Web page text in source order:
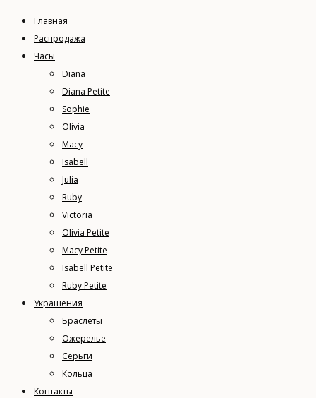
Главная
Распродажа
Часы
Diana
Diana Petite
Sophie
Olivia
Macy
Isabell
Julia
Ruby
Victoria
Olivia Petite
Macy Petite
Isabell Petite
Ruby Petite
Украшения
Браслеты
Ожерелье
Серьги
Кольца
Контакты